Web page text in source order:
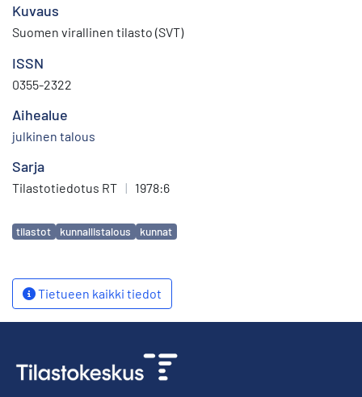
Kuvaus
Suomen virallinen tilasto (SVT)
ISSN
0355-2322
Aihealue
julkinen talous
Sarja
Tilastotiedotus RT | 1978:6
Avainsanat
tilastot kunnallistalous kunnat
Tietueen kaikki tiedot